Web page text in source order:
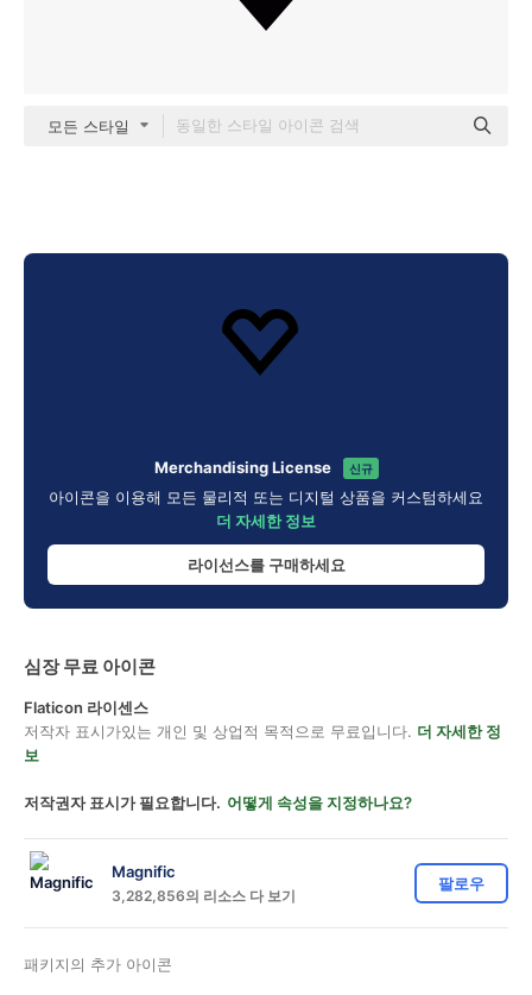
모든 스타일
Merchandising License 신규
아이콘을 이용해 모든 물리적 또는 디지털 상품을 커스텀하세요
더 자세한 정보
라이선스를 구매하세요
심장 무료 아이콘
Flaticon 라이센스
저작자 표시가있는 개인 및 상업적 목적으로 무료입니다. 더 자세한 정
보
저작권자 표시가 필요합니다. 어떻게 속성을 지정하나요?
Magnific
3,282,856의 리소스 다 보기
팔로우
패키지의 추가 아이콘